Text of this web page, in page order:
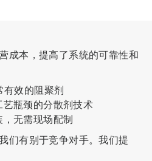
成本，提高了系统的可靠性和
有效的阻聚剂
瓶颈的分散剂技术
无需现场配制
们有别于竞争对手。我们提